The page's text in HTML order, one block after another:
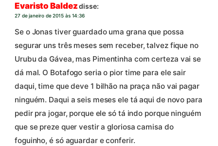
Evaristo Baldez disse:
27 de janeiro de 2015 às 14:36
Se o Jonas tiver guardado uma grana que possa
segurar uns três meses sem receber, talvez fique no
Urubu da Gávea, mas Pimentinha com certeza vai se
dá mal. O Botafogo seria o pior time para ele sair
daqui, time que deve 1 bilhão na praça não vai pagar
ninguém. Daqui a seis meses ele tá aqui de novo para
pedir pra jogar, porque ele só tá indo porque ninguém
que se preze quer vestir a gloriosa camisa do
foguinho, é só aguardar e conferir.